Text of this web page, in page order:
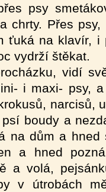
psy
chrty. Přes
ťuká na klavír,
vydrží štěkat.
vidí
i maxi- psy,
narcisů,
boudy a
na dům a hned
a hned
a volá,
v útrobách